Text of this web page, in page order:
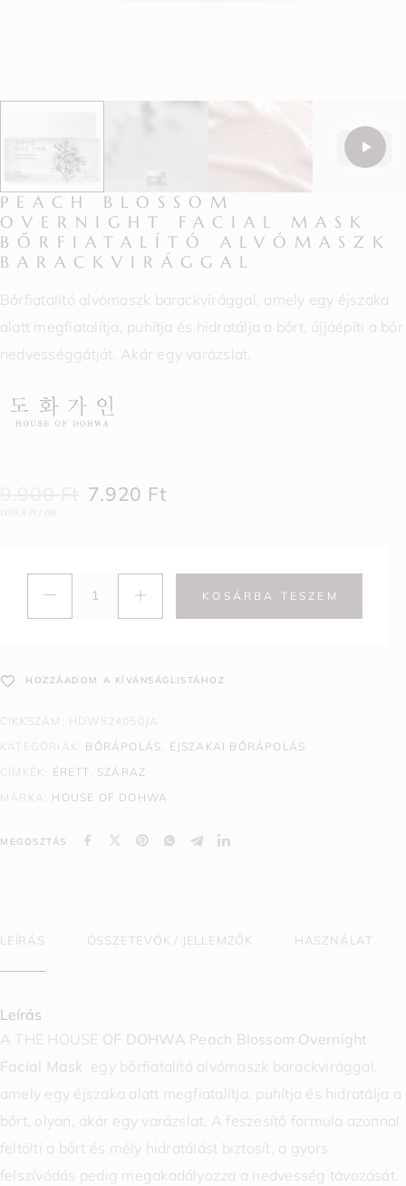
PEACH BLOSSOM
OVERNIGHT FACIAL MASK
BŐRFIATALÍTÓ ALVÓMASZK
BARACKVIRÁGGAL
Bőrfiatalító alvómaszk barackvirággal, amely egy éjszaka
alatt megfiatalítja, puhítja és hidratálja a bőrt, újjáépíti a bőr
nedvességgátját. Akár egy varázslat.
7.920 Ft
(158,4 Ft / ml)
KOSÁRBA TESZEM
HOZZÁADOM A KÍVÁNSÁGLISTÁHOZ
CIKKSZÁM: HDW524050JA
KATEGÓRIÁK: BŐRÁPOLÁS, ÉJSZAKAI BŐRÁPOLÁS
CÍMKÉK: ÉRETT, SZÁRAZ
MÁRKA: HOUSE OF DOHWA
MEGOSZTÁS
LEÍRÁS ÖSSZETEVŐK / JELLEMZŐK HASZNÁLAT
Leírás
A THE HOUSE OF DOHWA Peach Blossom Overnight
Facial Mask egy bőrfiatalító alvómaszk barackvirággal,
amely egy éjszaka alatt megfiatalítja, puhítja és hidratálja a
bőrt, olyan, akár egy varázslat. A feszesítő formula azonnal
feltölti a bőrt és mély hidratálást biztosít, a gyors
felszívódás pedig megakadályozza a nedvesség távozását.